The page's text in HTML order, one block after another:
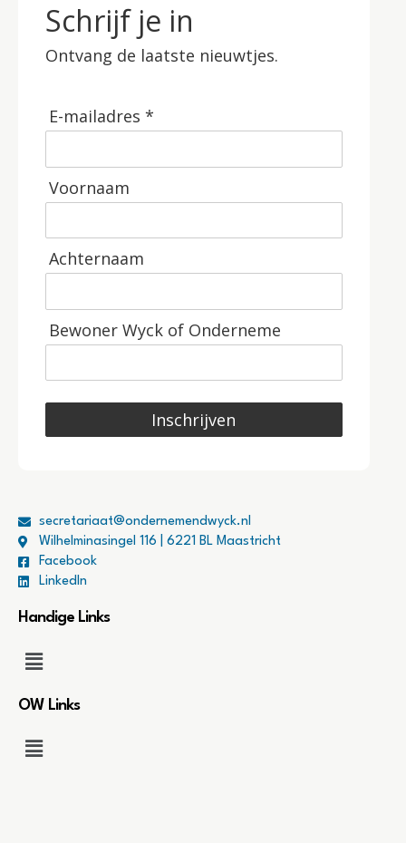
Schrijf je in
Ontvang de laatste nieuwtjes.
E-mailadres *
Voornaam
Achternaam
Bewoner Wyck of Onderneme
Inschrijven
secretariaat@ondernemendwyck.nl
Wilhelminasingel 116 | 6221 BL Maastricht
Facebook
LinkedIn
Handige Links
OW Links